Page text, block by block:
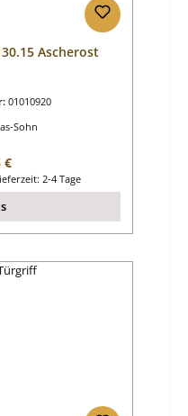
Ascherost
01010920
Sohn
Preis:
€
2-4 Tage